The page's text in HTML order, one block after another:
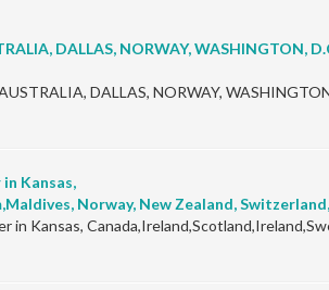
DALLAS, NORWAY, WASHINGTON,
DALLAS, NORWAY,
Kansas,
Norway, New Zealand,
Kansas,